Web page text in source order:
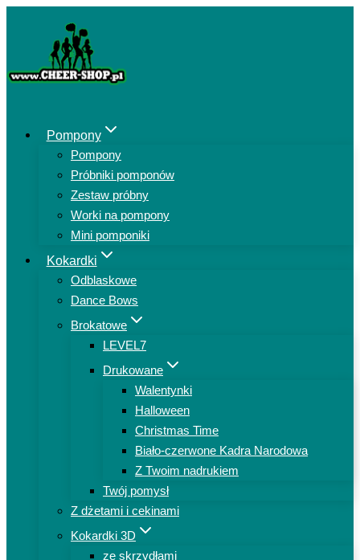
Pompony
Pompony
Próbniki pomponów
Zestaw próbny
Worki na pompony
Mini pomponiki
Kokardki
Odblaskowe
Dance Bows
Brokatowe
LEVEL7
Drukowane
Walentynki
Halloween
Christmas Time
Biało-czerwone Kadra Narodowa
Z Twoim nadrukiem
Twój pomysł
Z dżetami i cekinami
Kokardki 3D
ze skrzydłami